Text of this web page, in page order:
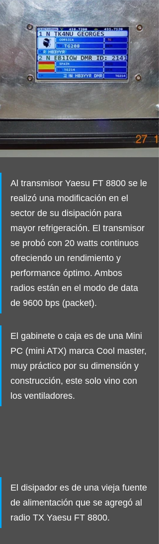
Al transmisor Yaesu FT 8800 se le
realizó una modificación en el
sector de su disipación para
mayor refrigeración. El transmisor
se probó con 20 watts continuos
ofreciendo un rendimiento y
performance óptimo. Ambos
radios están en el modo de data
de 9600 bps (packet).
El gabinete o caja es de una Mini
PC (mini ATX) marca Cool master,
muy práctico por su dimensión y
construcción, este solo vino con
los ventiladores.
El disipador es de una vieja fuente
de alimentación que se agregó al
radio TX Yaesu FT 8800.